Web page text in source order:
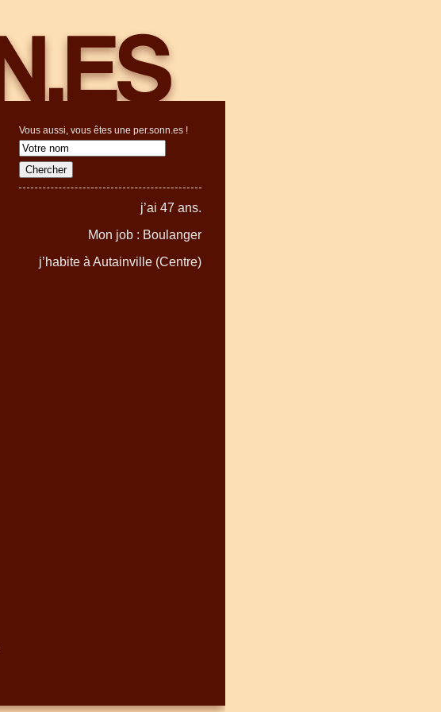
Vous aussi, vous êtes une per.sonn.es !
j’ai 47 ans.
Mon job : Boulanger
j’habite à Autainville (Centre)